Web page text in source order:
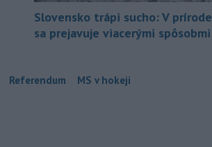
Slovensko trápi sucho: V prírode
sa prejavuje viacerými spôsobmi
Referendum MS v hokeji